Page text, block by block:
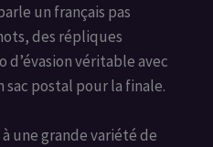
un français pas
des répliques
d’évasion véritable avec
postal pour la finale.
une grande variété de